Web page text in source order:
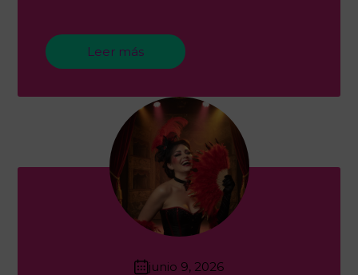
Leer más
junio 9, 2026